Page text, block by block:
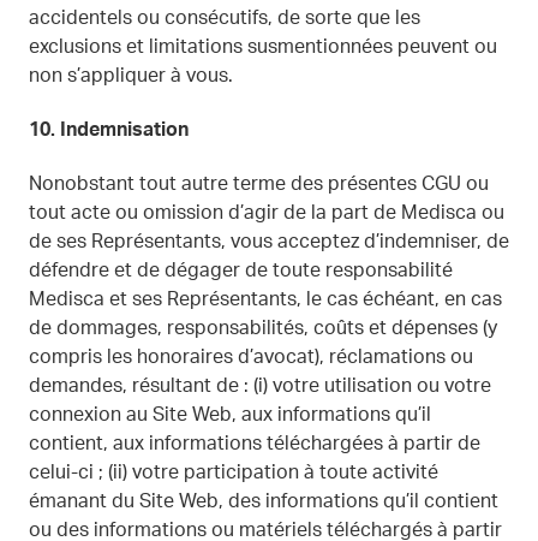
accidentels ou consécutifs, de sorte que les
exclusions et limitations susmentionnées peuvent ou
non s’appliquer à vous.
10. Indemnisation
Nonobstant tout autre terme des présentes CGU ou
tout acte ou omission d’agir de la part de Medisca ou
de ses Représentants, vous acceptez d’indemniser, de
défendre et de dégager de toute responsabilité
Medisca et ses Représentants, le cas échéant, en cas
de dommages, responsabilités, coûts et dépenses (y
compris les honoraires d’avocat), réclamations ou
demandes, résultant de : (i) votre utilisation ou votre
connexion au Site Web, aux informations qu’il
contient, aux informations téléchargées à partir de
celui-ci ; (ii) votre participation à toute activité
émanant du Site Web, des informations qu’il contient
ou des informations ou matériels téléchargés à partir